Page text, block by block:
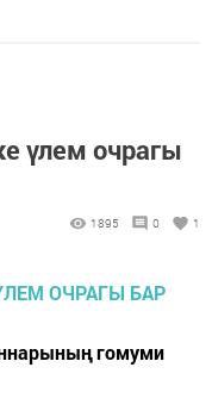
үлем очрагы
1895 0 1
гомуми